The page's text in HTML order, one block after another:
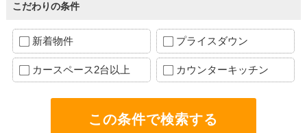
こだわりの条件
新着物件 プライスダウン
カースペース2台以上 カウンターキッチン